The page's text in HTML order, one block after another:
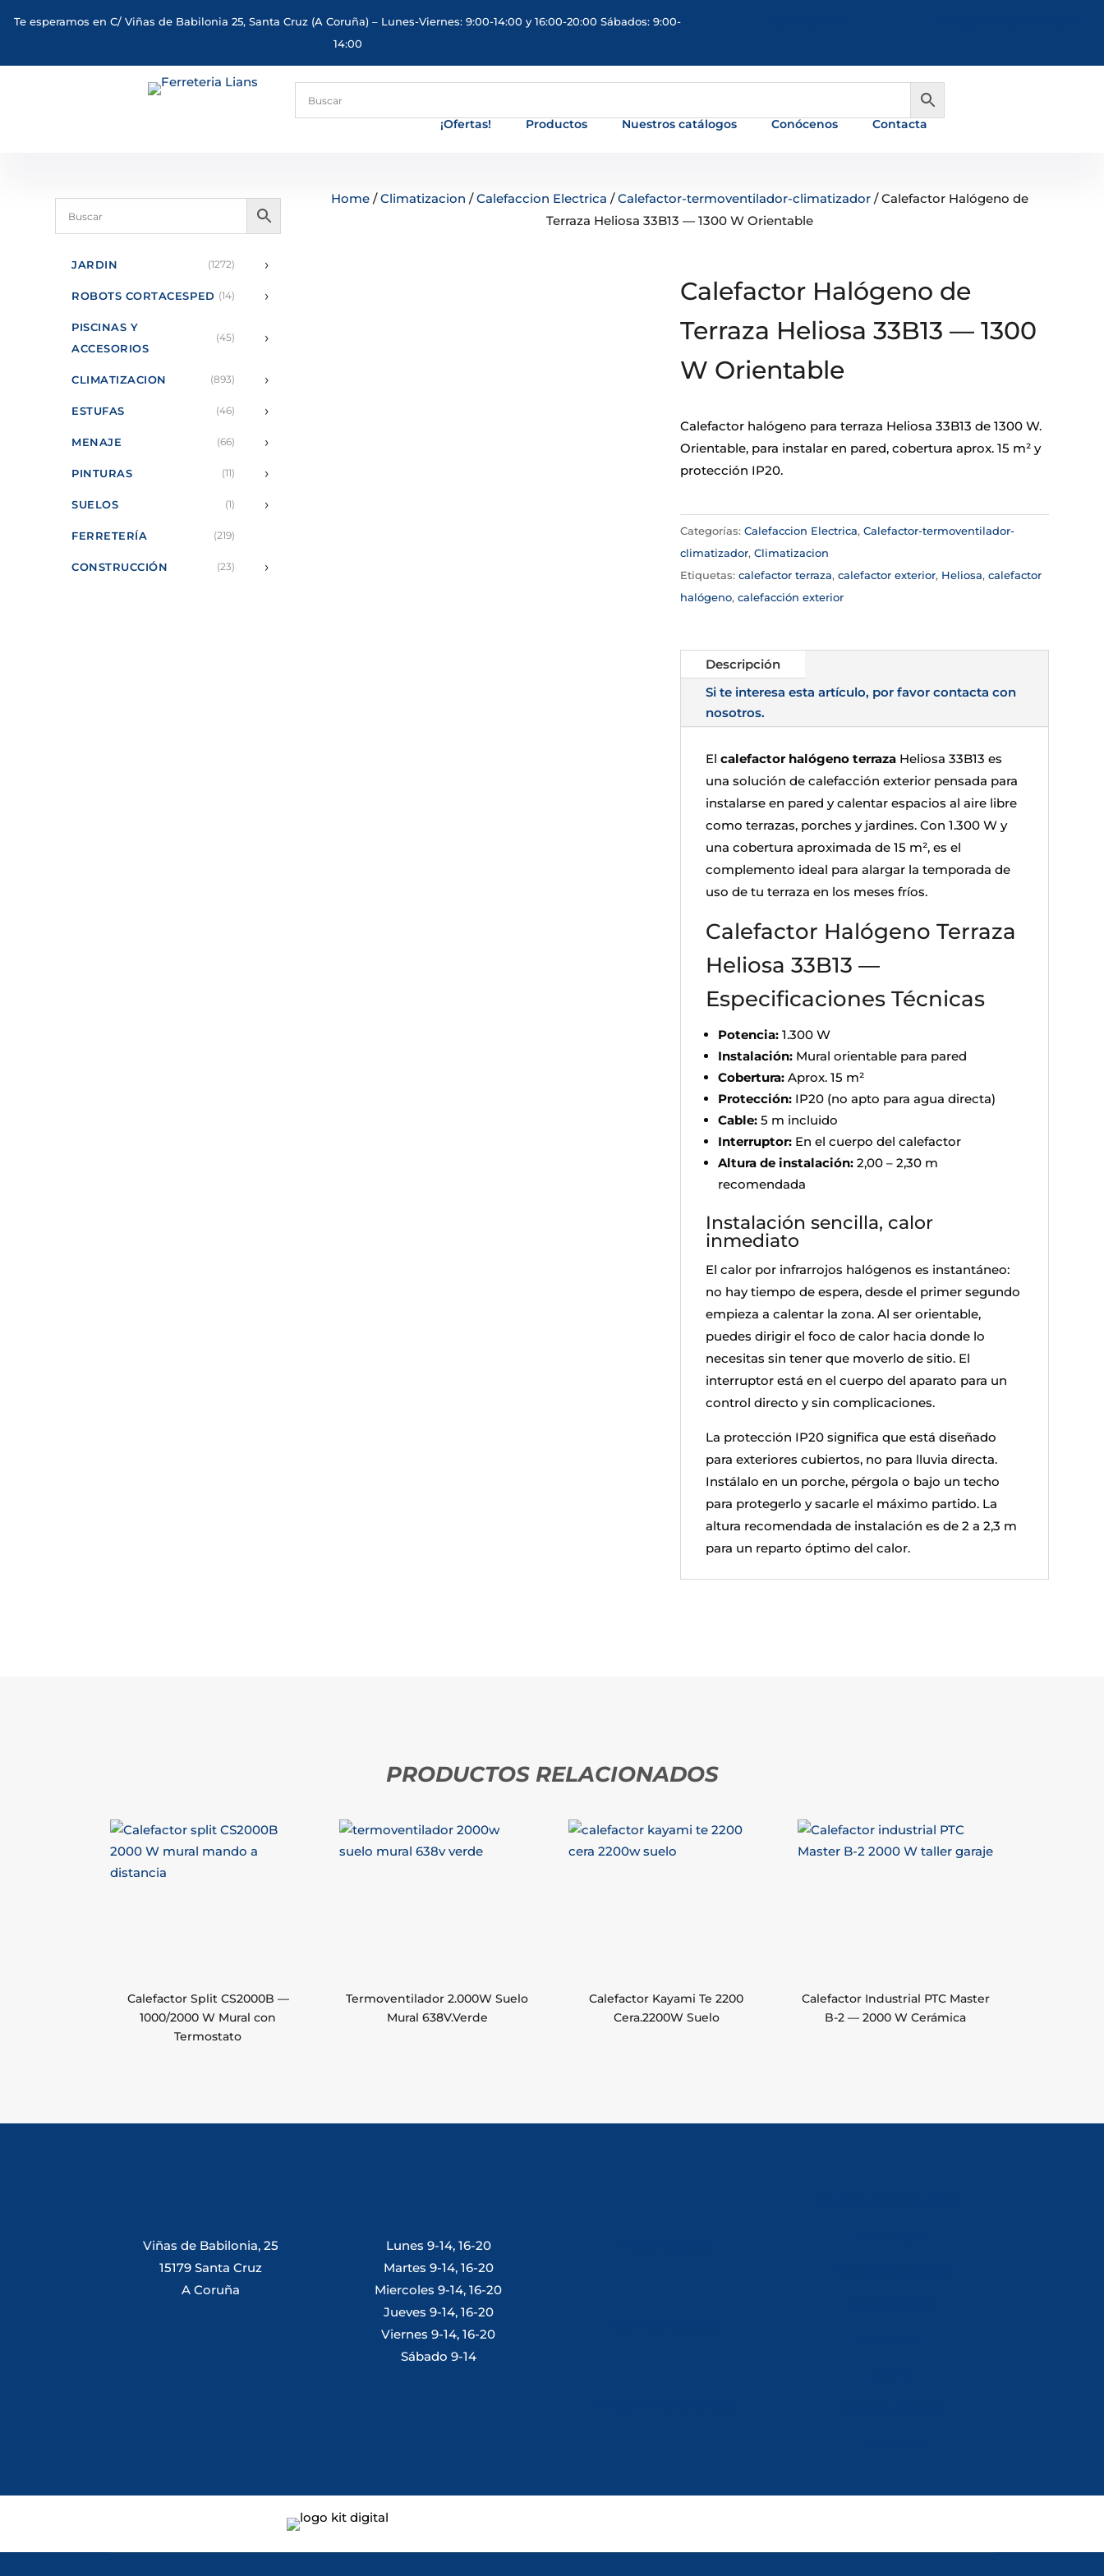
Te esperamos en C/ Viñas de Babilonia 25, Santa Cruz (A Coruña) – Lunes-Viernes: 9:00-14:00 y 16:00-20:00 Sábados: 9:00-
14:00
¡Ofertas! Productos Nuestros catálogos Conócenos Contacta
JARDIN (1272) ›
ROBOTS CORTACESPED (14) ›
PISCINAS Y
ACCESORIOS
(45) ›
CLIMATIZACION (893) ›
ESTUFAS (46) ›
MENAJE (66) ›
PINTURAS (11) ›
SUELOS (1) ›
FERRETERÍA (219)
CONSTRUCCIÓN (23) ›
Home /Climatizacion /Calefaccion Electrica /Calefactor-termoventilador-climatizador / Calefactor Halógeno de
Terraza Heliosa 33B13 — 1300 W Orientable
Calefactor Halógeno de
Terraza Heliosa 33B13 — 1300
W Orientable
Calefactor halógeno para terraza Heliosa 33B13 de 1300 W.
Orientable, para instalar en pared, cobertura aprox. 15 m² y
protección IP20.
Categorías: Calefaccion Electrica, Calefactor-termoventilador-
climatizador, Climatizacion
Etiquetas: calefactor terraza, calefactor exterior, Heliosa, calefactor
halógeno, calefacción exterior
Descripción
Si te interesa esta artículo, por favor contacta con
nosotros.
El calefactor halógeno terrazaHeliosa 33B13 es
una solución de calefacción exterior pensada para
instalarse en pared y calentar espacios al aire libre
como terrazas, porches y jardines. Con 1.300 W y
una cobertura aproximada de 15 m², es el
complemento ideal para alargar la temporada de
uso de tu terraza en los meses fríos.
Calefactor Halógeno Terraza
Heliosa 33B13 —
Especificaciones Técnicas
Potencia:1.300 W
Instalación:Mural orientable para pared
Cobertura:Aprox. 15 m²
Protección:IP20 (no apto para agua directa)
Cable:5 m incluido
Interruptor:En el cuerpo del calefactor
Altura de instalación:2,00 – 2,30 m
recomendada
Instalación sencilla, calor
inmediato
El calor por infrarrojos halógenos es instantáneo:
no hay tiempo de espera, desde el primer segundo
empieza a calentar la zona. Al ser orientable,
puedes dirigir el foco de calor hacia donde lo
necesitas sin tener que moverlo de sitio. El
interruptor está en el cuerpo del aparato para un
control directo y sin complicaciones.
La protección IP20 significa que está diseñado
para exteriores cubiertos, no para lluvia directa.
Instálalo en un porche, pérgola o bajo un techo
para protegerlo y sacarle el máximo partido. La
altura recomendada de instalación es de 2 a 2,3 m
para un reparto óptimo del calor.
PRODUCTOS RELACIONADOS
Calefactor Split CS2000B —
1000/2000 W Mural con
Termostato
Termoventilador 2.000W Suelo
Mural 638V.Verde
Calefactor Kayami Te 2200
Cera.2200W Suelo
Calefactor Industrial PTC Master
B-2 — 2000 W Cerámica
Viñas de Babilonia, 25
15179 Santa Cruz
A Coruña
Lunes 9-14, 16-20
Martes 9-14, 16-20
Miercoles 9-14, 16-20
Jueves 9-14, 16-20
Viernes 9-14, 16-20
Sábado 9-14